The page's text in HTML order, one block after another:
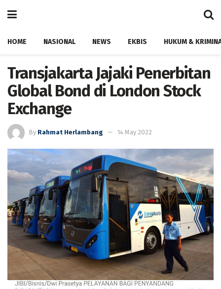
HOME NASIONAL NEWS EKBIS HUKUM &
Transjakarta Jajaki Penerbitan
Global Bond di London Stock
Exchange
By Rahmat Herlambang 14 May 2022